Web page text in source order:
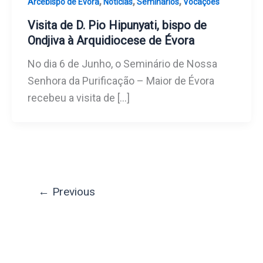
Visita de D. Pio Hipunyati, bispo de
Ondjiva à Arquidiocese de Évora
No dia 6 de Junho, o Seminário de Nossa
Senhora da Purificação – Maior de Évora
recebeu a visita de […]
← Previous